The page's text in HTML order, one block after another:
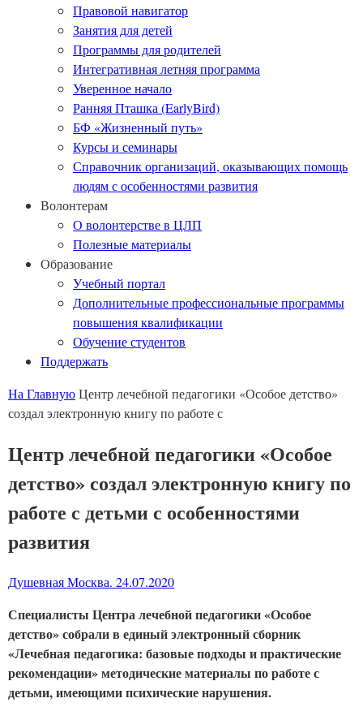
Правовой навигатор
Занятия для детей
Программы для родителей
Интегративная летняя программа
Уверенное начало
Ранняя Пташка (EarlyBird)
БФ «Жизненный путь»
Курсы и семинары
Справочник организаций, оказывающих помощь
людям с особенностями развития
Волонтерам
О волонтерстве в ЦЛП
Полезные материалы
Образование
Учебный портал
Дополнительные профессиональные программы
повышения квалификации
Обучение студентов
Поддержать
На ГлавнуюЦентр лечебной педагогики «Особое детство»
создал электронную книгу по работе с
Центр лечебной педагогики «Особое
детство» создал электронную книгу по
работе с детьми с особенностями
развития
Душевная Москва. 24.07.2020
Специалисты Центра лечебной педагогики «Особое
детство» собрали в единый электронный сборник
«Лечебная педагогика: базовые подходы и практические
рекомендации» методические материалы по работе с
детьми, имеющими психические нарушения.